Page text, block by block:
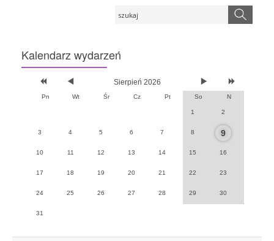
Kalendarz wydarzeń
Sierpień 2026
Pn Wt Śr Cz Pt So N
1 2
3 4 5 6 7 8 9
10 11 12 13 14 15 16
17 18 19 20 21 22 23
24 25 26 27 28 29 30
31